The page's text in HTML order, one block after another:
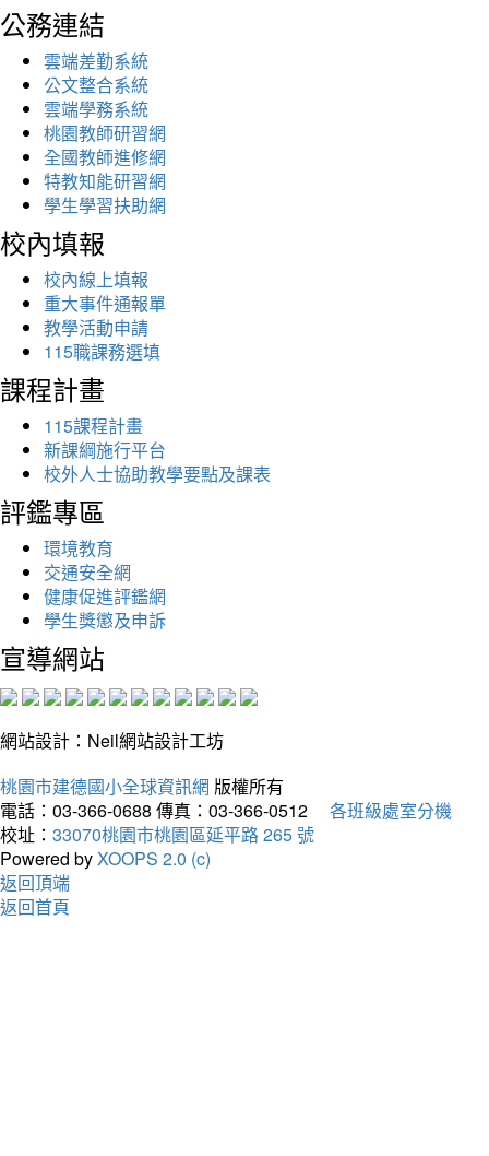
公務連結
雲端差勤系統
公文整合系統
雲端學務系統
桃園教師研習網
全國教師進修網
特教知能研習網
學生學習扶助網
校內填報
校內線上填報
重大事件通報單
教學活動申請
115職課務選填
課程計畫
115課程計畫
新課綱施行平台
校外人士協助教學要點及課表
評鑑專區
環境教育
交通安全網
健康促進評鑑網
學生獎懲及申訴
宣導網站
網站設計：Neil網站設計工坊
桃園市建德國小全球資訊網 版權所有
電話：03-366-0688 傳真：03-366-0512
各班級處室分機
校址： 33070桃園市桃園區延平路 265 號
Powered byXOOPS 2.0 (c)
返回頂端
返回首頁